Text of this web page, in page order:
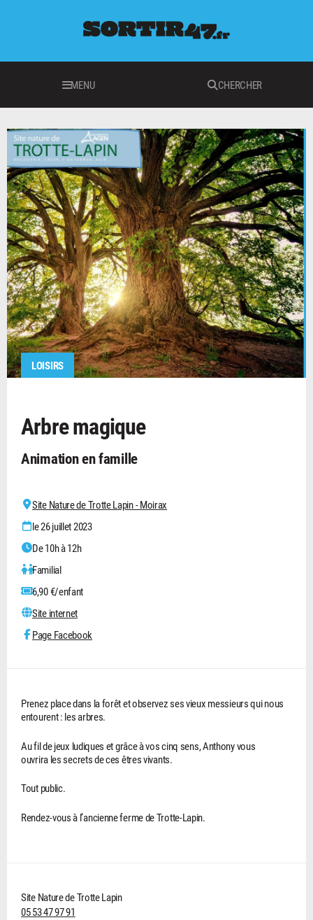
MENU CHERCHER
LOISIRS
Arbre magique
Animation en famille
Site Nature de Trotte Lapin - Moirax
le 26 juillet 2023
De 10h à 12h
Familial
6,90 €/enfant
Site internet
Page Facebook
Prenez place dans la forêt et observez ses vieux messieurs qui nous
entourent : les arbres.
Au fil de jeux ludiques et grâce à vos cinq sens, Anthony vous
ouvrira les secrets de ces êtres vivants.
Tout public.
Rendez-vous à l’ancienne ferme de Trotte-Lapin.
Site Nature de Trotte Lapin
05 53 47 97 91